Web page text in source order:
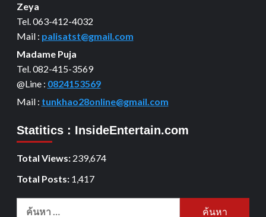
Zeya
Tel. 063-412-4032
Mail : palisatst@gmail.com
Madame Puja
Tel. 082-415-3569
@Line : 0824153569
Mail : tunkhao28online@gmail.com
Statitics : InsideEntertain.com
Total Views: 239,674
Total Posts: 1,417